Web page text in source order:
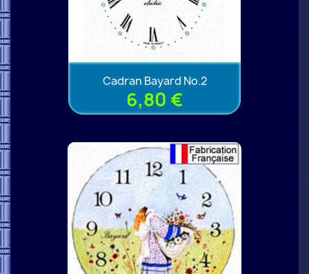
Cadran Bayard No.2
6,80 €